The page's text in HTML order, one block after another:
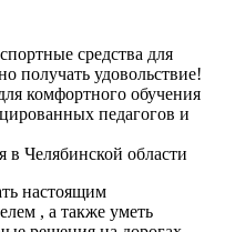
средства для
получать удовольствие!
комфортного обучения
педагогов и
в Челябинской области
настоящим
, а также уметь